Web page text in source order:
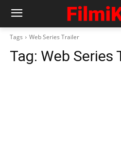
Tags Web Series Trailer
Tag: Web Series